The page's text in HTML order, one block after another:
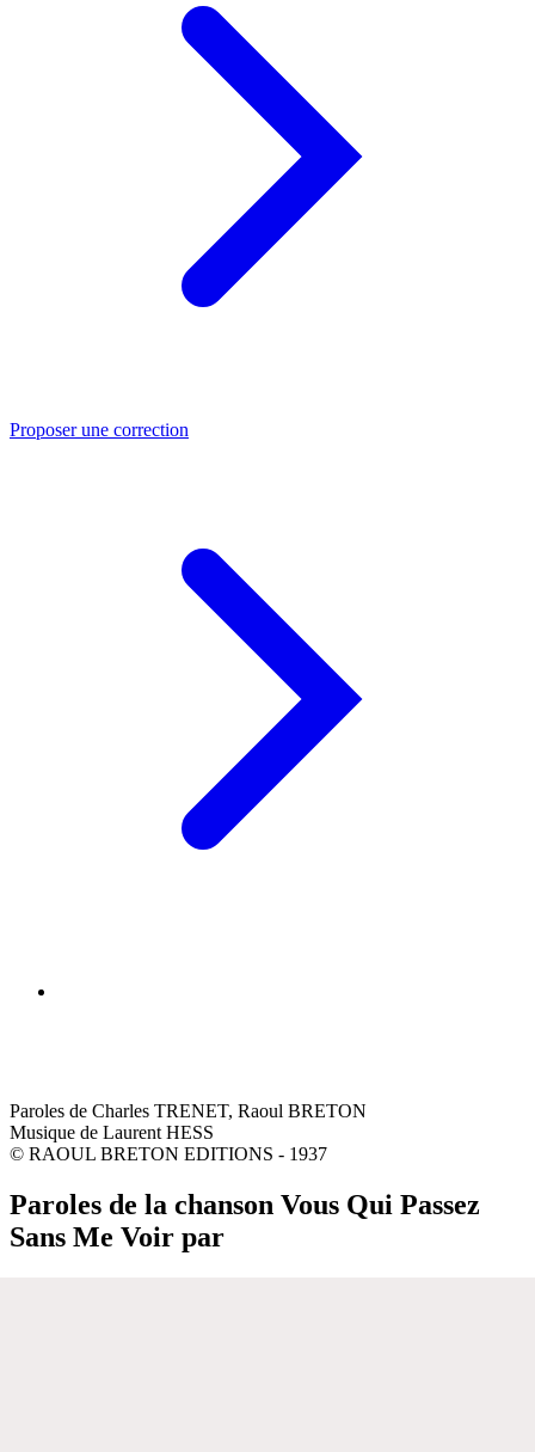
Proposer une correction
Paroles de Charles TRENET, Raoul BRETON
Musique de Laurent HESS
© RAOUL BRETON EDITIONS - 1937
Paroles de la chanson Vous Qui Passez
Sans Me Voir par